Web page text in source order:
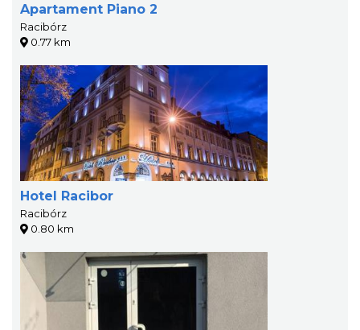
Apartament Piano 2
Racibórz
0.77 km
Hotel Racibor
Racibórz
0.80 km